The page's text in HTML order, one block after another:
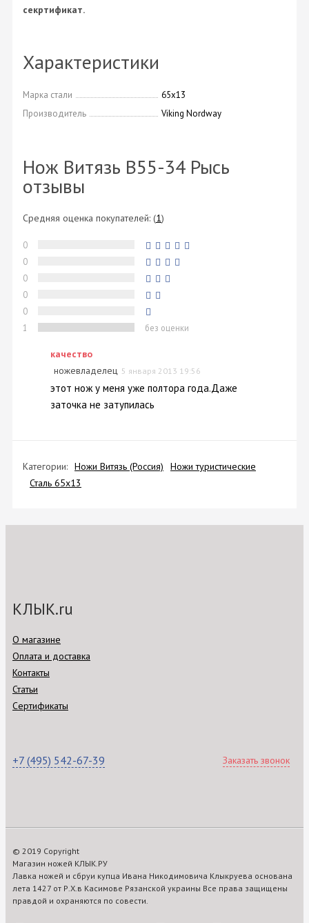
секртификат.
Характеристики
Марка стали
65х13
Производитель
Viking Nordway
Нож Витязь B55-34 Рысь
отзывы
Средняя оценка покупателей: (1)
0
0
0
0
0
1
без оценки
качество
ножевладелец 5 января 2013 19:56
этот нож у меня уже полтора года.Даже
заточка не затупилась
Категории: Ножи Витязь (Россия)
Ножи туристические
Сталь 65х13
КЛЫК.ru
О магазине
Оплата и доставка
Контакты
Статьи
Сертификаты
+7 (495) 542-67-39 Заказать звонок
© 2019 Copyright
Магазин ножей КЛЫК.РУ
Лавка ножей и сбруи купца Ивана Никодимовича Клыкруева основана
лета 1427 от Р.Х.в Касимове Рязанской украины Все права защищены
правдой и охраняются по совести.